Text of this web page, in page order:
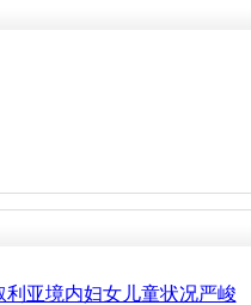
利亚境内妇女儿童状况严峻